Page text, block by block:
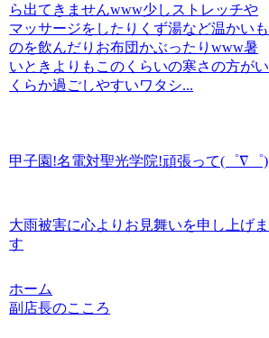
ら出てきませんwww少しストレッチや
マッサージをしたりくず湯など温かいも
のを飲んだりお布団かぶったりwww暑
いときよりもこのくらいの寒さの方がい
くらか過ごしやすいワタシ...
甲子園!名電対聖光学院!頑張って(゜∇゜)
大雨被害に心よりお見舞いを申し上げま
す
ホーム
副店長のこころ